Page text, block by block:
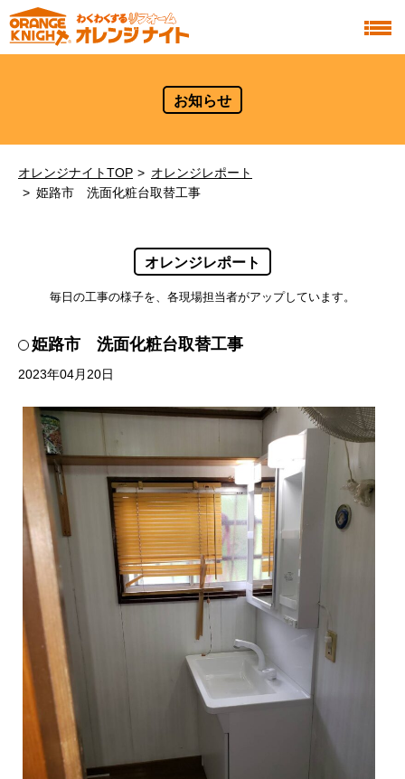
お知らせ
オレンジナイトTOP
オレンジレポート
姫路市 洗面化粧台取替工事
オレンジレポート
毎日の工事の様子を、各現場担当者がアップしています。
姫路市 洗面化粧台取替工事
2023年04月20日